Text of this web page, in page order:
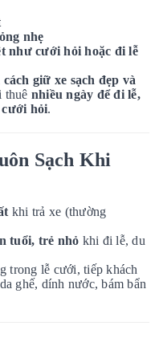
nhẹ
như cưới hỏi hoặc đi lễ
cách giữ xe sạch đẹp và
thuê nhiều ngày để đi lễ,
cưới hỏi.
Sạch Khi
khi trả xe (thường
tuổi, trẻ nhỏ khi đi lễ, du
trong lễ cưới, tiếp khách
ghế, dính nước, bám bẩn